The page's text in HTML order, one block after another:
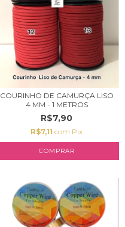
COURINHO DE CAMURÇA LISO
4 MM - 1 METROS
R$7,90
R$7,11 com Pix
COMPRAR